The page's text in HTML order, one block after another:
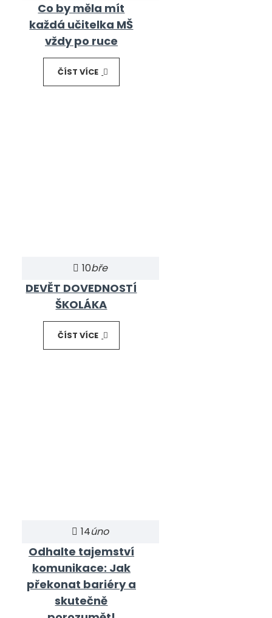
Co by měla mít
každá učitelka MŠ
vždy po ruce
ČÍST VÍCE
10bře
DEVĚT DOVEDNOSTÍ
ŠKOLÁKA
ČÍST VÍCE
14úno
Odhalte tajemství
komunikace: Jak
překonat bariéry a
skutečně